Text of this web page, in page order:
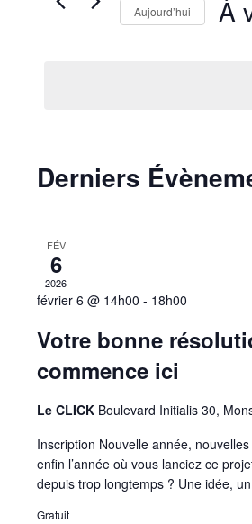
ÉvènementsAujourd’hui À
Derniers
FÉV
6
2026
février 6 @ 14h00 - 18h00
Votre bonne
commence ici
Le CLICK Boulevard Initialis 30,
Inscription Nouvelle année,
enfin l’année où vous lanciez ce
depuis trop longtemps ? Une idée,
Gratuit